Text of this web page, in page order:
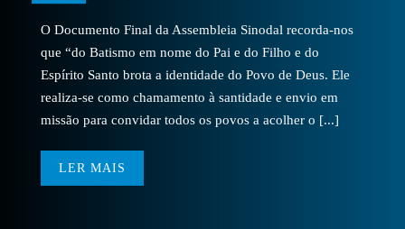
O Documento Final da Assembleia Sinodal recorda-nos
que “do Batismo em nome do Pai e do Filho e do
Espírito Santo brota a identidade do Povo de Deus. Ele
realiza-se como chamamento à santidade e envio em
missão para convidar todos os povos a acolher o [...]
LER MAIS